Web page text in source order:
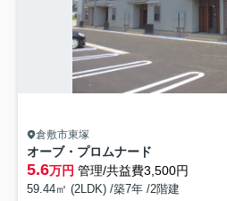
倉敷市東塚
オーブ・プロムナード
5.6万円 管理/共益費3,500円
59.44㎡ (2LDK) /築7年 /2階建